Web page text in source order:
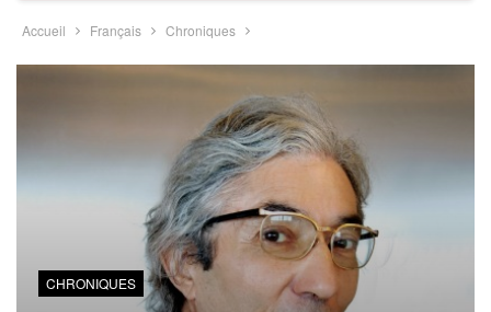
Accueil Français Chroniques
CHRONIQUES